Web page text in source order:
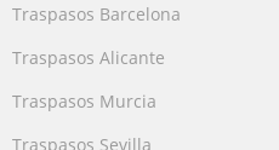
Traspasos Barcelona
Traspasos Alicante
Traspasos Murcia
Traspasos Sevilla